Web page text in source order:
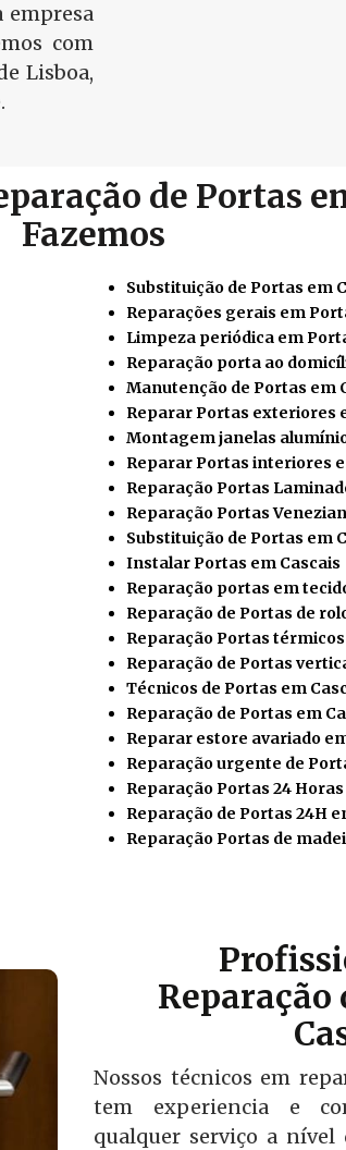
empresa
com
Lisboa,
de Portas
Fazemos
Substituição de Portas em
Reparações gerais em
Limpeza periódica em
Reparação porta ao
Manutenção de Portas em
Reparar Portas exteriores
Montagem janelas
Reparar Portas interiores
Reparação Portas
Reparação Portas
Substituição de Portas em
InstalarPortas em Cascais
Reparação portas em
Reparação de Portas de
Reparação Portas térmicos
Reparação de Portas
Técnicos de Portas em
Reparação de Portas em
Reparar estore avariado
Reparação urgente de
Reparação Portas 24
Reparação de Portas 24H
Reparação Portas de
Reparação
Nossos técnicos em
tem experiencia e
qualquer serviço a nível